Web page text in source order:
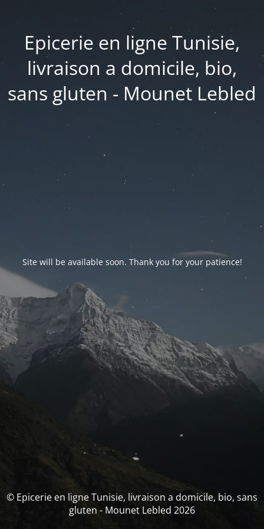
Epicerie en ligne Tunisie,
livraison a domicile, bio,
sans gluten - Mounet Lebled
Site will be available soon. Thank you for your patience!
© Epicerie en ligne Tunisie, livraison a domicile, bio, sans
gluten - Mounet Lebled 2026